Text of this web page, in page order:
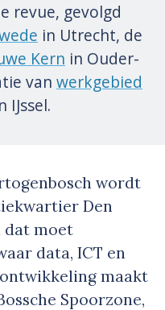
revue, gevolgd
in Utrecht, de
Kern in Ouder-
van werkgebied
IJssel.
wordt
Den
dat moet
data, ICT en
maakt
Spoorzone,